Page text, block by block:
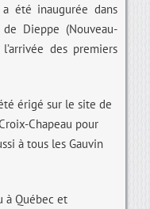
été inaugurée dans
Dieppe (Nouveau-
des premiers
érigé sur le site de
Chapeau pour
à tous les Gauvin
à Québec et